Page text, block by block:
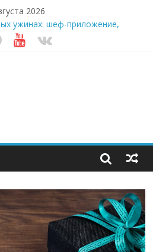
2026
ужинах: шеф-приложение,
еду насквозь
на полётах дронов и
почему кокосовая вода с
главным трендом